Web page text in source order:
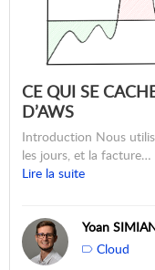
CE QUI SE
D’AWS
Introduction Nous
les jours, et la facture…
Lire la suite
Yoan
Cloud